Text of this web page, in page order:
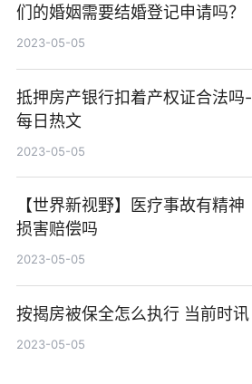
们的婚姻需要结婚登记申请吗？
2023-05-05
抵押房产银行扣着产权证合法吗-
每日热文
2023-05-05
【世界新视野】医疗事故有精神
损害赔偿吗
2023-05-05
按揭房被保全怎么执行 当前时讯
2023-05-05